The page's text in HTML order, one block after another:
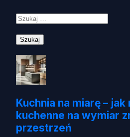
Kuchnia na miarę – jak
kuchenne na wymiar
przestrzeń